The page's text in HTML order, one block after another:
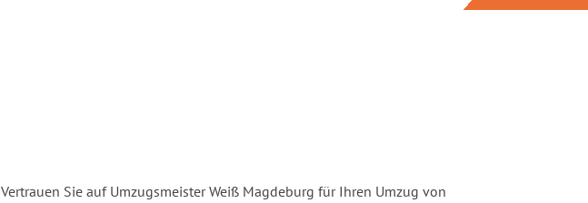
Vertrauen Sie auf Umzugsmeister Weiß Magdeburg für Ihren Umzug von